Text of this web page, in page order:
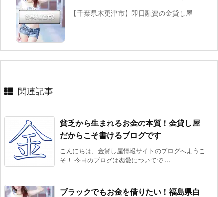
【千葉県木更津市】即日融資の金貸し屋
関連記事
貧乏から生まれるお金の本質！金貸し屋
だからこそ書けるブログです
こんにちは、金貸し屋情報サイトのブログへようこ
そ！ 今日のブログは恋愛についてで ...
ブラックでもお金を借りたい！福島県白